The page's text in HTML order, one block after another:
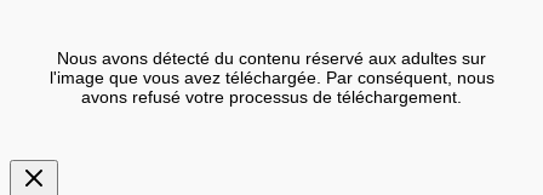
Nous avons détecté du contenu réservé aux adultes sur
l'image que vous avez téléchargée. Par conséquent, nous
avons refusé votre processus de téléchargement.